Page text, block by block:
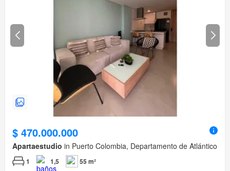
$ 470.000.000
Apartaestudio in Puerto Colombia, Departamento de Atlántico
1 1,5 55 m²